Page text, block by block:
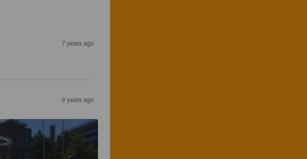
7 years ago
9 years ago